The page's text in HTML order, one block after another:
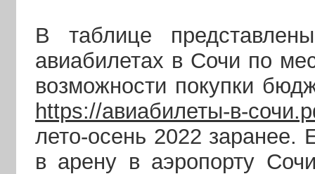
В таблице
авиабилетах в Сочи по
возможности покупки
https://авиабилеты-в-
лето-осень 2022 заранее.
в арену в аэропорту